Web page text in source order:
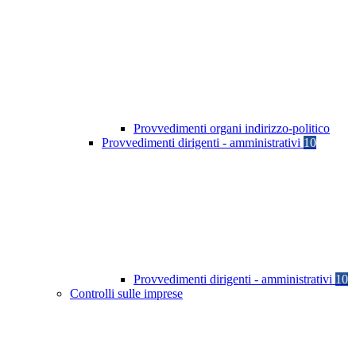
Provvedimenti organi indirizzo-politico
Provvedimenti dirigenti - amministrativi 10
Provvedimenti dirigenti - amministrativi 10
Controlli sulle imprese